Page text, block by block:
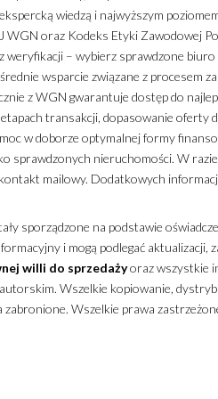
wiedzą i najwyższym
oraz Kodeks Etyki Zawodowej
– wybierz sprawdzone biuro
wsparcie związane z procesem
z WGN gwarantuje dostęp do
transakcji, dopasowanie oferty
w doborze optymalnej formy
sprawdzonych nieruchomości. W
mailowy. Dodatkowych
sporządzone na podstawie
i mogą podlegać aktualizacji,
willi do sprzedażyoraz wszystkie
Wszelkie kopiowanie,
Wszelkie prawa